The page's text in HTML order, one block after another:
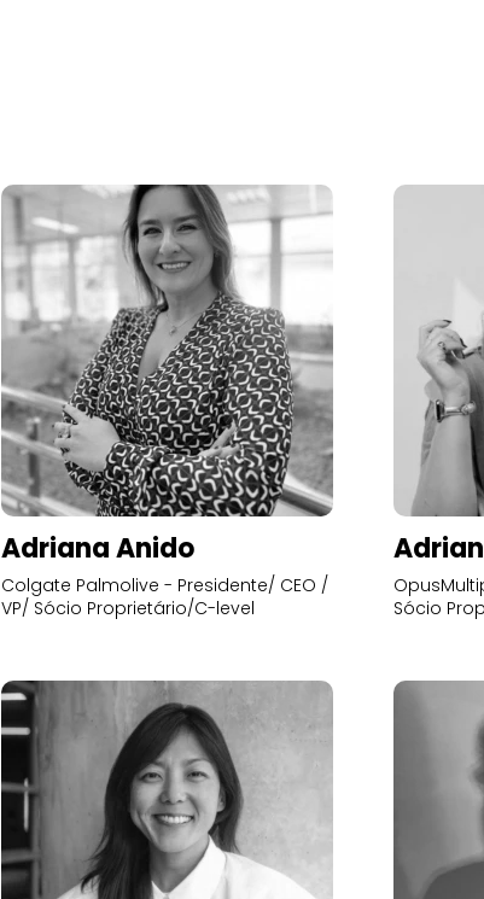
Adriana Anido
Colgate Palmolive - Presidente/ CEO /
VP/ Sócio Proprietário/C-level
Sócio